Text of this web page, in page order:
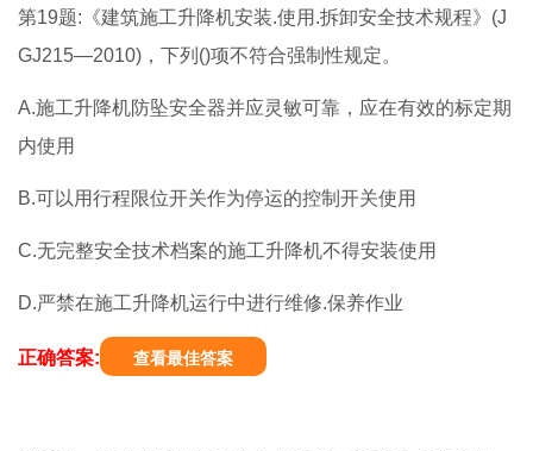
第19题:《建筑施工升降机安装.使用.拆卸安全技术规程》(J
GJ215—2010)，下列()项不符合强制性规定。
A.施工升降机防坠安全器并应灵敏可靠，应在有效的标定期
内使用
B.可以用行程限位开关作为停运的控制开关使用
C.无完整安全技术档案的施工升降机不得安装使用
D.严禁在施工升降机运行中进行维修.保养作业
正确答案: 查看最佳答案